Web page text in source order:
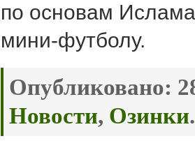
по основам
мини-футболу.
Опубликовано:
Новости, Озинки.